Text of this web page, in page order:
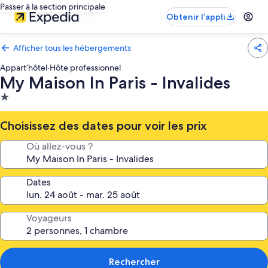
Passer à la section principale
Obtenir l’appli
Afficher tous les hébergements
Appart’hôtel·Hôte professionnel
My Maison In Paris - Invalides
Hébergement
1.0 étoile
Choisissez des dates pour voir les prix
Où allez-vous ?
Dates
Voyageurs
Rechercher